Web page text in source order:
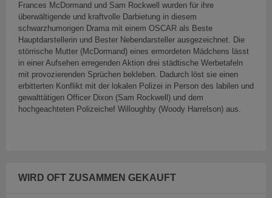
Frances McDormand und Sam Rockwell wurden für ihre
überwältigende und kraftvolle Darbietung in diesem
schwarzhumorigen Drama mit einem OSCAR als Beste
Hauptdarstellerin und Bester Nebendarsteller ausgezeichnet. Die
störrische Mutter (McDormand) eines ermordeten Mädchens lässt
in einer Aufsehen erregenden Aktion drei städtische Werbetafeln
mit provozierenden Sprüchen bekleben. Dadurch löst sie einen
erbitterten Konflikt mit der lokalen Polizei in Person des labilen und
gewalttätigen Officer Dixon (Sam Rockwell) und dem
hochgeachteten Polizeichef Willoughby (Woody Harrelson) aus.
WIRD OFT ZUSAMMEN GEKAUFT